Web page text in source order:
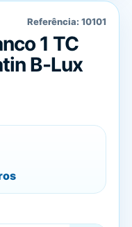
Referência: 10101
1 TC
B-Lux